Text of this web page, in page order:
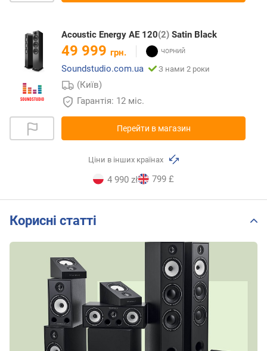
Acoustic Energy AE 120(2) Satin Black
49 999 грн.
Soundstudio.com.ua
З нами 2 роки
(Київ)
Гарантія: 12 міс.
Перейти в магазин
Ціни в інших країнах
4 990 zł 799 £
Корисні статті